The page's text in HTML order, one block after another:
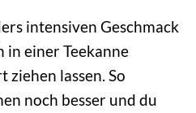
intensiven Geschmack
in einer Teekanne
lassen. So
noch besser und du